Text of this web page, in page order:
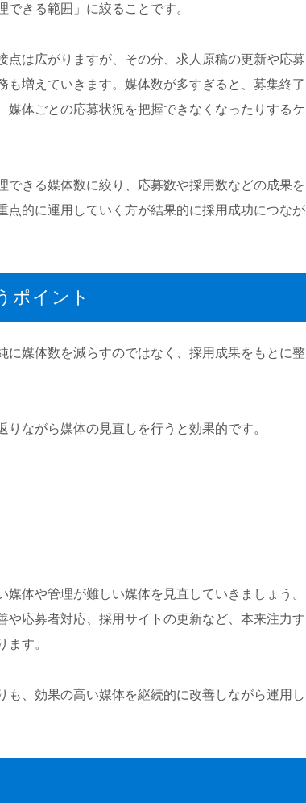
きる範囲」に絞ることです。
点は広がりますが、その分、求人原稿の更新や応募
も増えていきます。媒体数が多すぎると、募集終了
媒体ごとの応募状況を把握できなくなったりするケ
できる媒体数に絞り、応募数や採用数などの成果を
点的に運用していく方が結果的に採用成功につなが
ポイント
に媒体数を減らすのではなく、採用成果をもとに整
ながら媒体の見直しを行うと効果的です。
媒体や管理が難しい媒体を見直していきましょう。
や応募者対応、採用サイトの更新など、本来注力す
ます。
も、効果の高い媒体を継続的に改善しながら運用し